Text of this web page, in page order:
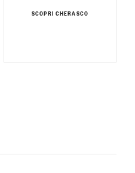
SCOPRI CHERASCO